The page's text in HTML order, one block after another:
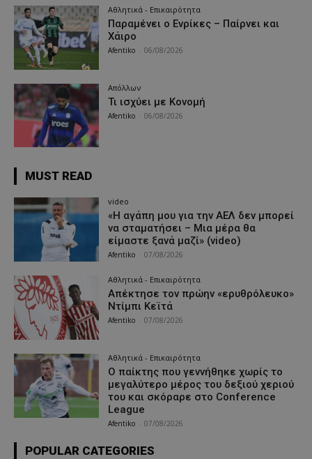
Αθλητικά - Επικαιρότητα
Παραμένει ο Ενρίκες – Παίρνει και
Χάιρο
Afentiko 06/08/2026
Απόλλων
Τι ισχύει με Κονομή
Afentiko 06/08/2026
MUST READ
video
«Η αγάπη μου για την ΑΕΛ δεν μπορεί
να σταματήσει – Μια μέρα θα
είμαστε ξανά μαζί» (video)
Afentiko 07/08/2026
Αθλητικά - Επικαιρότητα
Απέκτησε τον πρώην «ερυθρόλευκο»
Ντίμπι Κεϊτά
Afentiko 07/08/2026
Αθλητικά - Επικαιρότητα
Ο παίκτης που γεννήθηκε χωρίς το
μεγαλύτερο μέρος του δεξιού χεριού
του και σκόραρε στο Conference
League
Afentiko 07/08/2026
POPULAR CATEGORIES